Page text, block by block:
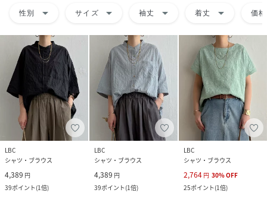
性別 arrow_drop_down サイズ arrow_drop_down 袖丈 arrow_drop_down 着丈 arrow_drop_down 価格
LBC
シャツ・ブラウス
4,389 円
39ポイント(1倍)
LBC
シャツ・ブラウス
4,389 円
39ポイント(1倍)
LBC
シャツ・ブラウス
2,764 円 30%OFF
25ポイント(1倍)